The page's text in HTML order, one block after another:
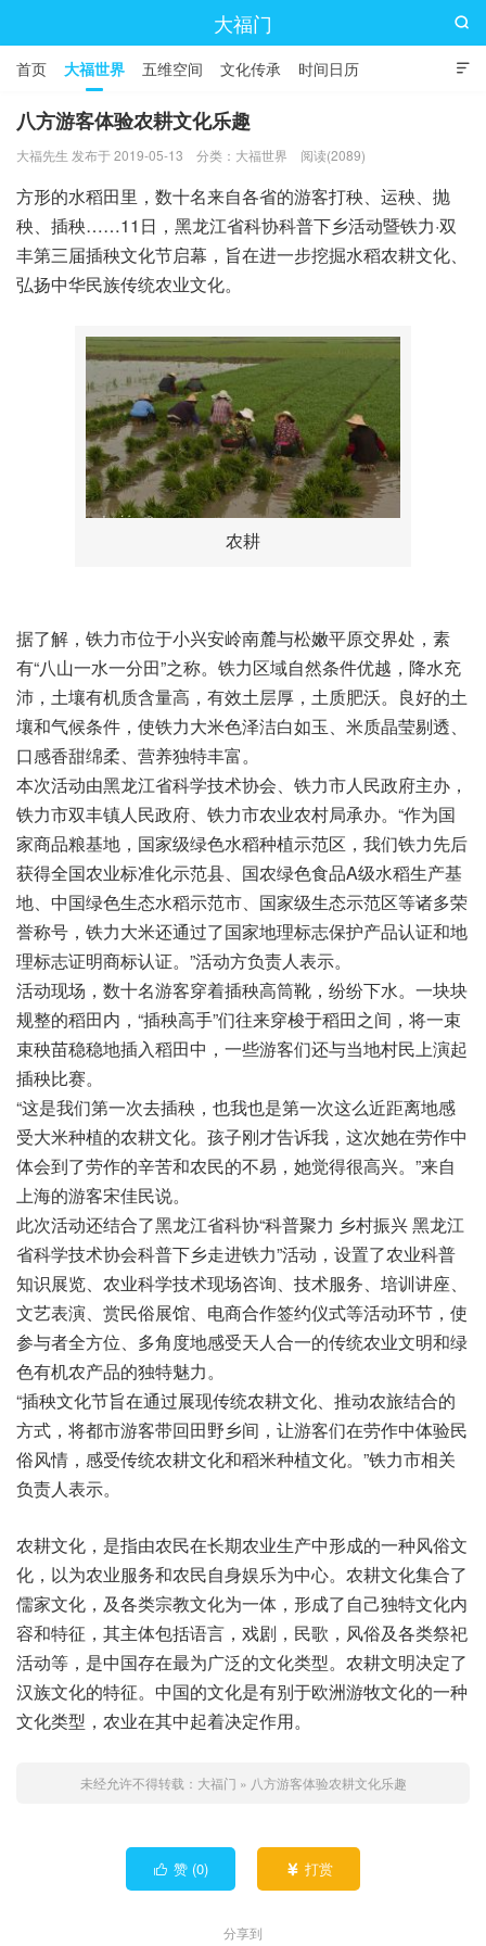
大福门

首页 大福世界 五维空间 文化传承 时间日历

八方游客体验农耕文化乐趣
大福先生 发布于 2019-05-13 分类： 大福世界 阅读(2089)
方形的水稻田里，数十名来自各省的游客打秧、运秧、抛
秧、插秧……11日，黑龙江省科协科普下乡活动暨铁力·双
丰第三届插秧文化节启幕，旨在进一步挖掘水稻农耕文化、
弘扬中华民族传统农业文化。
农耕
据了解，铁力市位于小兴安岭南麓与松嫩平原交界处，素
有“八山一水一分田”之称。铁力区域自然条件优越，降水充
沛，土壤有机质含量高，有效土层厚，土质肥沃。良好的土
壤和气候条件，使铁力大米色泽洁白如玉、米质晶莹剔透、
口感香甜绵柔、营养独特丰富。
本次活动由黑龙江省科学技术协会、铁力市人民政府主办，
铁力市双丰镇人民政府、铁力市农业农村局承办。“作为国
家商品粮基地，国家级绿色水稻种植示范区，我们铁力先后
获得全国农业标准化示范县、国农绿色食品A级水稻生产基
地、中国绿色生态水稻示范市、国家级生态示范区等诸多荣
誉称号，铁力大米还通过了国家地理标志保护产品认证和地
理标志证明商标认证。”活动方负责人表示。
活动现场，数十名游客穿着插秧高筒靴，纷纷下水。一块块
规整的稻田内，“插秧高手”们往来穿梭于稻田之间，将一束
束秧苗稳稳地插入稻田中，一些游客们还与当地村民上演起
插秧比赛。
“这是我们第一次去插秧，也我也是第一次这么近距离地感
受大米种植的农耕文化。孩子刚才告诉我，这次她在劳作中
体会到了劳作的辛苦和农民的不易，她觉得很高兴。”来自
上海的游客宋佳民说。
此次活动还结合了黑龙江省科协“科普聚力 乡村振兴 黑龙江
省科学技术协会科普下乡走进铁力”活动，设置了农业科普
知识展览、农业科学技术现场咨询、技术服务、培训讲座、
文艺表演、赏民俗展馆、电商合作签约仪式等活动环节，使
参与者全方位、多角度地感受天人合一的传统农业文明和绿
色有机农产品的独特魅力。
“插秧文化节旨在通过展现传统农耕文化、推动农旅结合的
方式，将都市游客带回田野乡间，让游客们在劳作中体验民
俗风情，感受传统农耕文化和稻米种植文化。”铁力市相关
负责人表示。
农耕文化，是指由农民在长期农业生产中形成的一种风俗文
化，以为农业服务和农民自身娱乐为中心。农耕文化集合了
儒家文化，及各类宗教文化为一体，形成了自己独特文化内
容和特征，其主体包括语言，戏剧，民歌，风俗及各类祭祀
活动等，是中国存在最为广泛的文化类型。农耕文明决定了
汉族文化的特征。中国的文化是有别于欧洲游牧文化的一种
文化类型，农业在其中起着决定作用。
未经允许不得转载： 大福门 » 八方游客体验农耕文化乐趣
 赞 (0)  打赏
分享到